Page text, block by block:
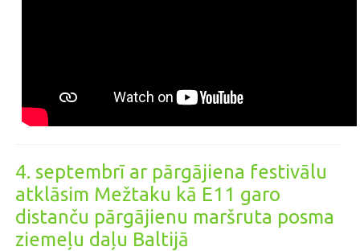
4. septembrī ar pārgājiena festivālu
atklāsim Mežtaku kā E11 garo
distanču pārgājienu maršruta posma
ziemeļu daļu Baltijā